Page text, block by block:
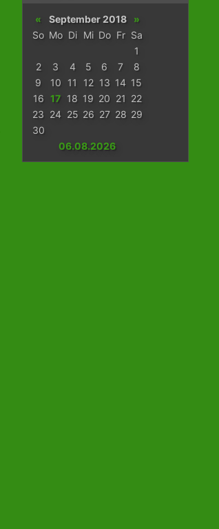
« September 2018
»
So Mo Di Mi Do Fr Sa
1
2
3 4 5 6 7
8
9
10 11 12 13 14 15
16 17 18 19 20 21 22
23 24 25 26 27 28 29
30
06.08.2026